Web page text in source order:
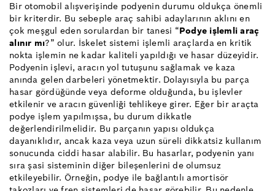
Bir otomobil alışverişinde podyenin durumu oldukça önemli
bir kriterdir. Bu sebeple araç sahibi adaylarının aklını en
çok meşgul eden sorulardan bir tanesi “Podye işlemli araç
alınır mı?” olur. İskelet sistemi işlemli araçlarda en kritik
nokta işlemin ne kadar kaliteli yapıldığı ve hasar düzeyidir.
Podyenin işlevi, aracın yol tutuşunu sağlamak ve kaza
anında gelen darbeleri yönetmektir. Dolayısıyla bu parça
hasar gördüğünde veya deforme olduğunda, bu işlevler
etkilenir ve aracın güvenliği tehlikeye girer. Eğer bir araçta
podye işlem yapılmışsa, bu durum dikkatle
değerlendirilmelidir. Bu parçanın yapısı oldukça
dayanıklıdır, ancak kaza veya uzun süreli dikkatsiz kullanım
sonucunda ciddi hasar alabilir. Bu hasarlar, podyenin yanı
sıra şasi sisteminin diğer bileşenlerini de olumsuz
etkileyebilir. Örneğin, podye ile bağlantılı amortisör